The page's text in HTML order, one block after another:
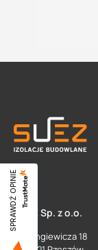
SUEZ Sp. z o.o.
ul. Langiewicza 18
SPRAWDŹ OPINIE